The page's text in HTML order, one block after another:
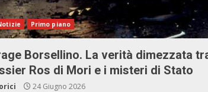
Primo piano
Borsellino. La verità dimezzata
Ros di Mori e i misteri di Stato
24 Giugno 2026